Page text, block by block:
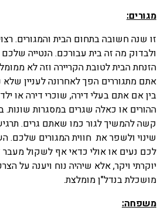
מגורים:
זו שנה חשובה בתחום הבית והמגורים.
הזנחת הבית לטובת הקריירה וזה לא
אתם מתגוררים הפך לאחרונה לעניין שלא
בין אם אתם בעלי דירה, שוכרי דירה או
קשה להמשיך לגור כמו שאתם גרים.
שינוי ולשפר את חווית המגורים שלכם.
לכם נעים או אולי כדאי אף לשקול מעבר
יוקרתי ויקר, אלא שיהיה נוח ויענה על
מושכלת בנדל"ן מומלצת.
משפחה: